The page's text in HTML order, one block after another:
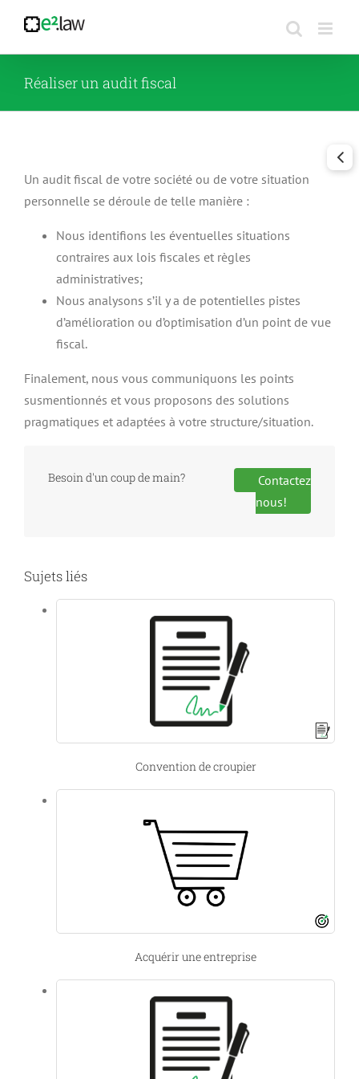
contenu
Réaliser un audit fiscal
Un audit fiscal de votre société ou de votre situation
personnelle se déroule de telle manière :
Nous identifions les éventuelles situations
contraires aux lois fiscales et règles
administratives;
Nous analysons s’il y a de potentielles pistes
d’amélioration ou d’optimisation d’un point de vue
fiscal.
Finalement, nous vous communiquons les points
susmentionnés et vous proposons des solutions
pragmatiques et adaptées à votre structure/situation.
Besoin d'un coup de main?
Contactez
nous!
Sujets liés
Convention de croupier
Acquérir une entreprise